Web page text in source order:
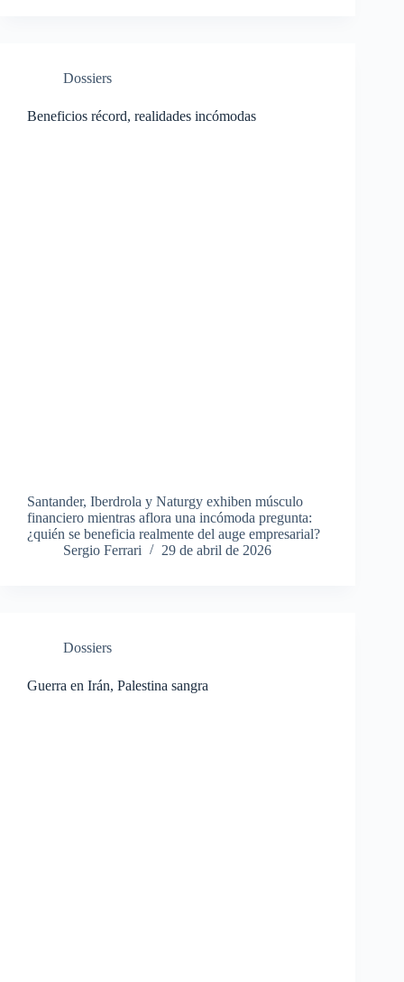
Dossiers
Beneficios récord, realidades incómodas
Santander, Iberdrola y Naturgy exhiben músculo
financiero mientras aflora una incómoda pregunta:
¿quién se beneficia realmente del auge empresarial?
Sergio Ferrari
29 de abril de 2026
Dossiers
Guerra en Irán, Palestina sangra